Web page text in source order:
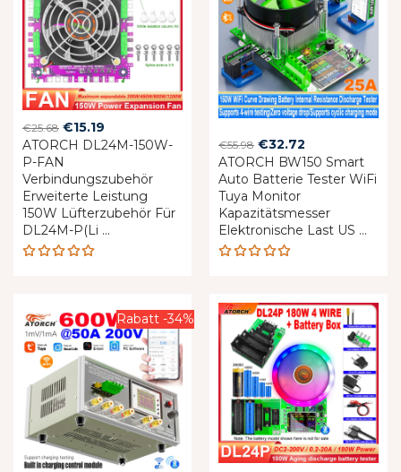
€25.68 Original
price
was:
€25.68.
€15.19
price
€15.19.
ATORCH DL24M-150W-
P-FAN
Verbindungszubehör
Erweiterte Leistung
150W Lüfterzubehör Für
DL24M-P(Li ...
€55.98 Original
price
was:
€55.98.
€32.72
price
is:
ATORCH BW150 Smart
Auto Batterie Tester WiFi
Tuya Monitor
Kapazitätsmesser
Elektronische Last US ...
of 5
Rabatt -34%